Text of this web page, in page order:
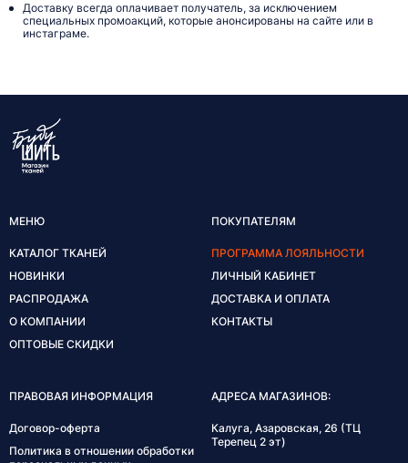
Доставку всегда оплачивает получатель, за исключением
специальных промоакций, которые анонсированы на сайте или в
инстаграме.
МЕНЮ
КАТАЛОГ ТКАНЕЙ
НОВИНКИ
РАСПРОДАЖА
О КОМПАНИИ
ОПТОВЫЕ СКИДКИ
ПОКУПАТЕЛЯМ
ПРОГРАММА ЛОЯЛЬНОСТИ
ЛИЧНЫЙ КАБИНЕТ
ДОСТАВКА И ОПЛАТА
КОНТАКТЫ
ПРАВОВАЯ ИНФОРМАЦИЯ
Договор-оферта
Политика в отношении обработки
АДРЕСА МАГАЗИНОВ:
Калуга, Азаровская, 26 (ТЦ
Терепец 2 эт)